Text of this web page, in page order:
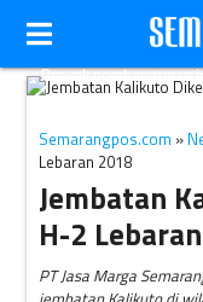
Proyek pembangunan
Semarangpos.com »
Lebaran 2018
Jembatan
H-2
PT Jasa Marga